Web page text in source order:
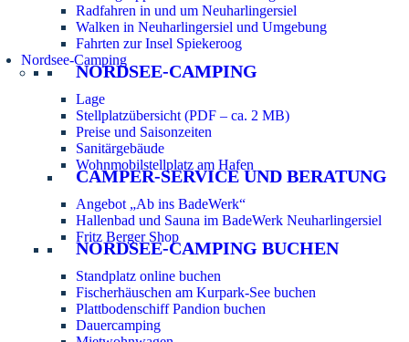
Radfahren in und um Neuharlingersiel
Walken in Neuharlingersiel und Umgebung
Fahrten zur Insel Spiekeroog
Nordsee-Camping
NORDSEE-CAMPING
Lage
Stellplatzübersicht (PDF – ca. 2 MB)
Preise und Saisonzeiten
Sanitärgebäude
Wohnmobilstellplatz am Hafen
CAMPER-SERVICE UND BERATUNG
Angebot „Ab ins BadeWerk“
Hallenbad und Sauna im BadeWerk Neuharlingersiel
Fritz Berger Shop
NORDSEE-CAMPING BUCHEN
Standplatz online buchen
Fischerhäuschen am Kurpark-See buchen
Plattbodenschiff Pandion buchen
Dauercamping